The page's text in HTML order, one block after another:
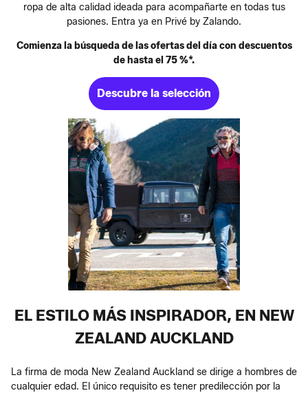
ropa de alta calidad ideada para acompañarte en todas tus
pasiones. Entra ya en Privé by Zalando.
Comienza la búsqueda de las ofertas del día con descuentos
de hasta el 75 %*.
Descubre la selección
EL ESTILO MÁS INSPIRADOR, EN NEW
ZEALAND AUCKLAND
La firma de moda New Zealand Auckland se dirige a hombres de
cualquier edad. El único requisito es tener predilección por la